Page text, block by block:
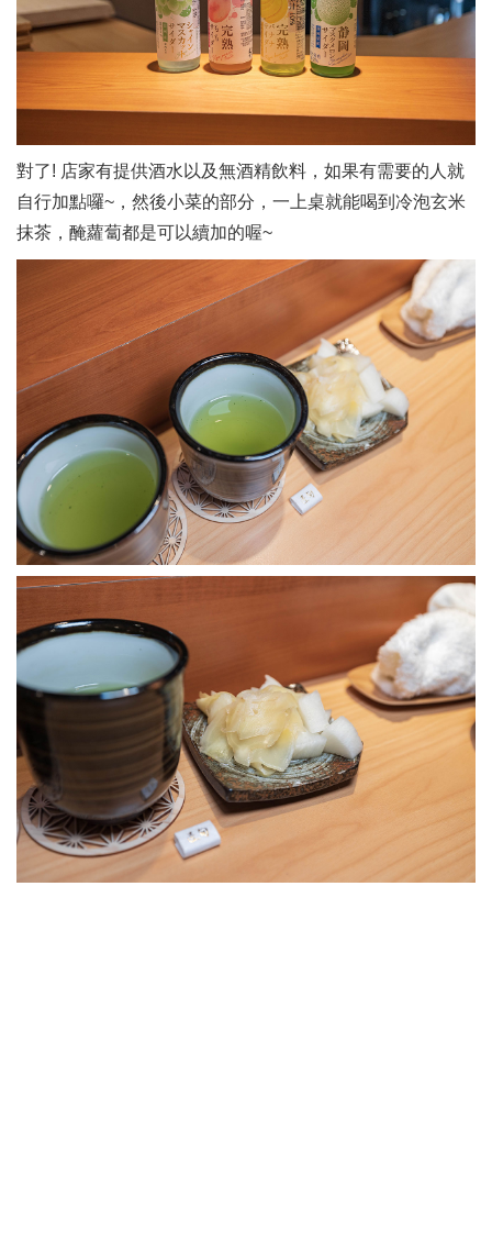
對了! 店家有提供酒水以及無酒精飲料，如果有需要的人就
自行加點囉~，然後小菜的部分，一上桌就能喝到冷泡玄米
抹茶，醃蘿蔔都是可以續加的喔~